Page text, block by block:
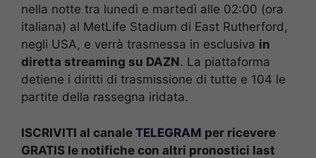
nella notte tra lunedì e martedì alle 02:00 (ora
italiana) al MetLife Stadium di East Rutherford,
negli USA, e verrà trasmessa in esclusiva in
diretta streaming su DAZN. La piattaforma
detiene i diritti di trasmissione di tutte e 104 le
partite della rassegna iridata.
ISCRIVITI al canale TELEGRAM per ricevere
GRATIS le notifiche con altri pronostici last